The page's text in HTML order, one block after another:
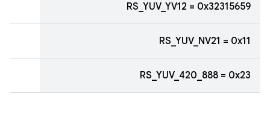
RS_YUV_YV12 = 0x32315659
RS_YUV_NV21 = 0x11
RS_YUV_420_888 = 0x23